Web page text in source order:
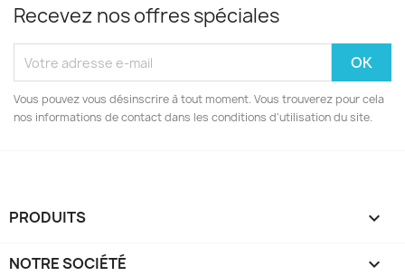
Recevez nos offres spéciales
Vous pouvez vous désinscrire à tout moment. Vous trouverez pour cela
nos informations de contact dans les conditions d'utilisation du site.
PRODUITS 
NOTRE SOCIÉTÉ 